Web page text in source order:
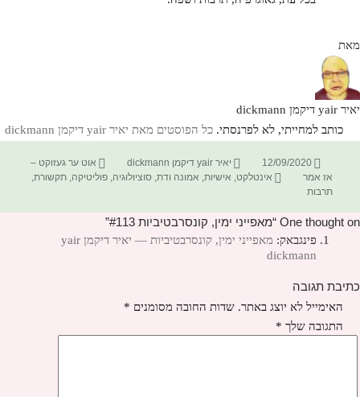
מאת
יאיר yair דיקמן dickmann
כותב למחייתי, לא לפרנסתי. כל הפוסטים מאת יאיר yair דיקמן dickmann‏
פורסם
בתאריך
12/09/2020 מחבר
יאיר yair דיקמן dickmann קטגוריות
אוט ער געזוקט –
אז אמר
תגיות
אינטלקט אישיות אמונה ודת ,סוציולוגיה ,פוליטיקה ,תקשורת
תרבות
One thought on “מאפייני ימין, קונסרבטיביות #113”
פינגבאק:
מאפייני ימין, קונסרבטיביות — יאיר דיקמן yair
dickmann
כתיבת תגובה
האימייל לא יוצג באתר. שדות החובה מסומנים *
התגובה שלך *